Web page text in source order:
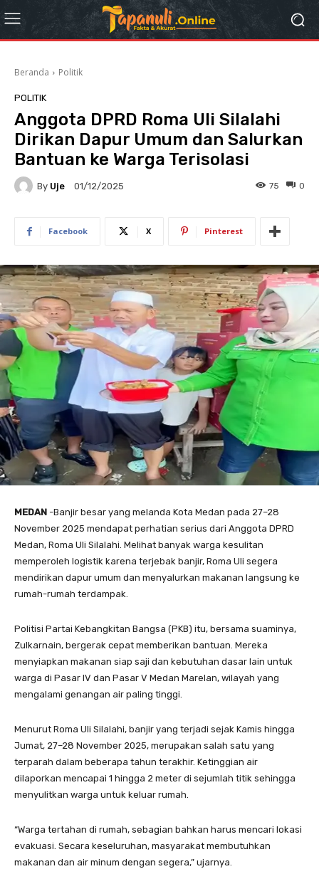
Beranda Politik
POLITIK
Anggota DPRD Roma Uli Silalahi
Dirikan Dapur Umum dan Salurkan
Bantuan ke Warga Terisolasi
By Uje 01/12/2025 0
75
Facebook X Pinterest
MEDAN -Banjir besar yang melanda Kota Medan pada 27–28
November 2025 mendapat perhatian serius dari Anggota DPRD
Medan, Roma Uli Silalahi. Melihat banyak warga kesulitan
memperoleh logistik karena terjebak banjir, Roma Uli segera
mendirikan dapur umum dan menyalurkan makanan langsung ke
rumah-rumah terdampak.
Politisi Partai Kebangkitan Bangsa (PKB) itu, bersama suaminya,
Zulkarnain, bergerak cepat memberikan bantuan. Mereka
menyiapkan makanan siap saji dan kebutuhan dasar lain untuk
warga di Pasar IV dan Pasar V Medan Marelan, wilayah yang
mengalami genangan air paling tinggi.
Menurut Roma Uli Silalahi, banjir yang terjadi sejak Kamis hingga
Jumat, 27–28 November 2025, merupakan salah satu yang
terparah dalam beberapa tahun terakhir. Ketinggian air
dilaporkan mencapai 1 hingga 2 meter di sejumlah titik sehingga
menyulitkan warga untuk keluar rumah.
“Warga tertahan di rumah, sebagian bahkan harus mencari lokasi
evakuasi. Secara keseluruhan, masyarakat membutuhkan
makanan dan air minum dengan segera,” ujarnya.